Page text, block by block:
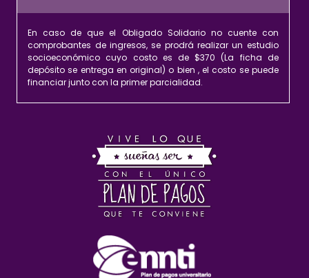
En caso de que el Obligado Solidario no cuente con
comprobantes de ingresos, se prodrá realizar un estudio
socioeconómico cuyo costo es de $370 (La ficha de
depósito se entrega en original) o bien , el costo se puede
financiar junto con la primer parcialidad.